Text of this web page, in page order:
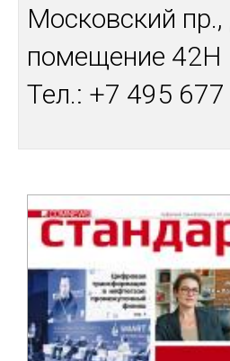
Московский
помещение 42Н
Тел.: +7 495